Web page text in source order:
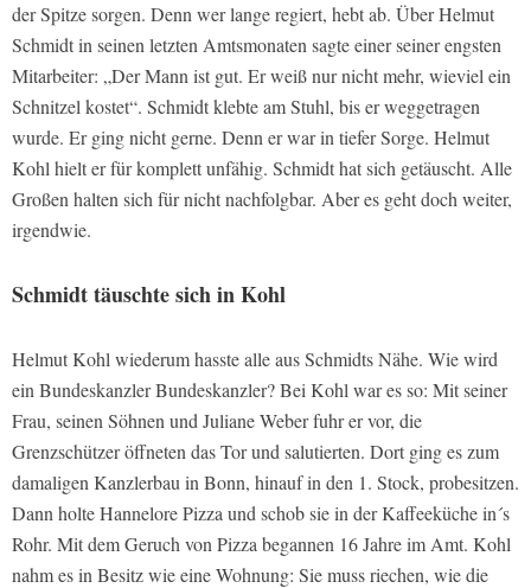
der Spitze sorgen. Denn wer lange regiert, hebt ab. Über Helmut
Schmidt in seinen letzten Amtsmonaten sagte einer seiner engsten
Mitarbeiter: „Der Mann ist gut. Er weiß nur nicht mehr, wieviel ein
Schnitzel kostet“. Schmidt klebte am Stuhl, bis er weggetragen
wurde. Er ging nicht gerne. Denn er war in tiefer Sorge. Helmut
Kohl hielt er für komplett unfähig. Schmidt hat sich getäuscht. Alle
Großen halten sich für nicht nachfolgbar. Aber es geht doch weiter,
irgendwie.
Schmidt täuschte sich in Kohl
Helmut Kohl wiederum hasste alle aus Schmidts Nähe. Wie wird
ein Bundeskanzler Bundeskanzler? Bei Kohl war es so: Mit seiner
Frau, seinen Söhnen und Juliane Weber fuhr er vor, die
Grenzschützer öffneten das Tor und salutierten. Dort ging es zum
damaligen Kanzlerbau in Bonn, hinauf in den 1. Stock, probesitzen.
Dann holte Hannelore Pizza und schob sie in der Kaffeeküche in´s
Rohr. Mit dem Geruch von Pizza begannen 16 Jahre im Amt. Kohl
nahm es in Besitz wie eine Wohnung: Sie muss riechen, wie die